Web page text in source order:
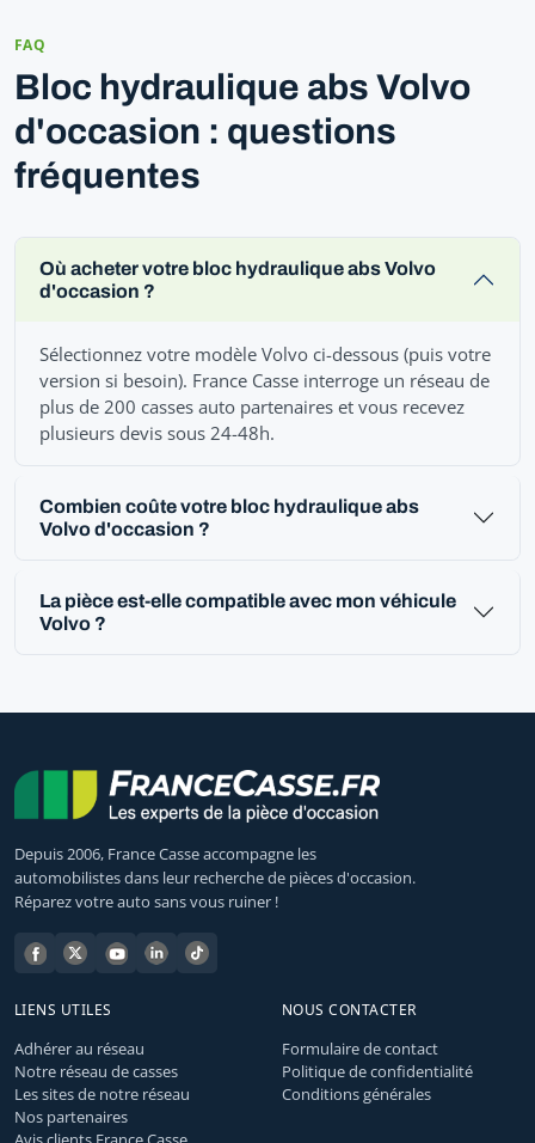
FAQ
Bloc hydraulique abs Volvo
d'occasion : questions
fréquentes
Où acheter votre bloc hydraulique abs Volvo
d'occasion ?
Sélectionnez votre modèle Volvo ci-dessous (puis votre
version si besoin). France Casse interroge un réseau de
plus de 200 casses auto partenaires et vous recevez
plusieurs devis sous 24-48h.
Combien coûte votre bloc hydraulique abs
Volvo d'occasion ?
La pièce est-elle compatible avec mon véhicule
Volvo ?
Depuis 2006, France Casse accompagne les
automobilistes dans leur recherche de pièces d'occasion.
Réparez votre auto sans vous ruiner !
LIENS UTILES
Adhérer au réseau
Notre réseau de casses
Les sites de notre réseau
Nos partenaires
NOUS CONTACTER
Formulaire de contact
Politique de confidentialité
Conditions générales